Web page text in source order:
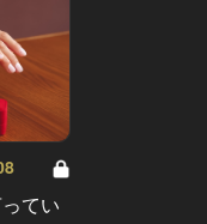
てい